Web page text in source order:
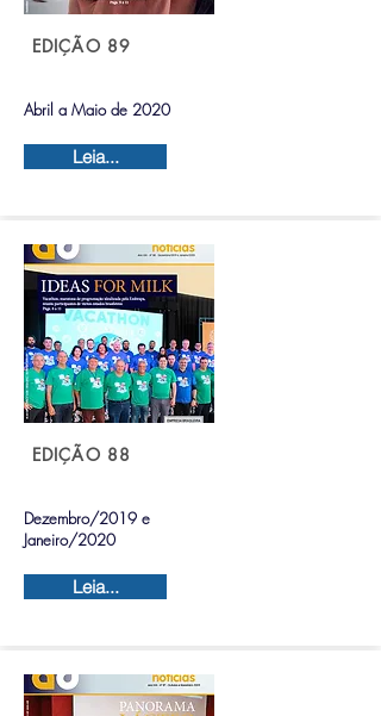
EDIÇÃO 89
Abril a Maio de 2020
Leia...
EDIÇÃO 88
Dezembro/2019 e
Janeiro/2020
Leia...